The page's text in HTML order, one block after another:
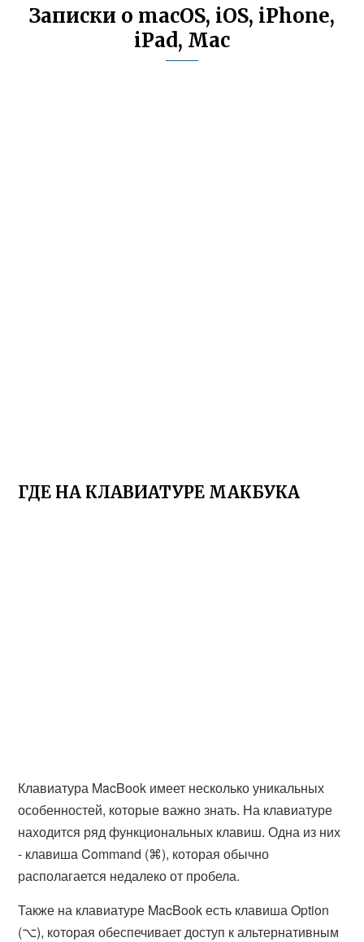
Записки о macOS, iOS, iPhone,
iPad, Mac
ГДЕ НА КЛАВИАТУРЕ МАКБУКА
Клавиатура MacBook имеет несколько уникальных
особенностей, которые важно знать. На клавиатуре
находится ряд функциональных клавиш. Одна из них
- клавиша Command (⌘), которая обычно
располагается недалеко от пробела.
Также на клавиатуре MacBook есть клавиша Option
(⌥), которая обеспечивает доступ к альтернативным